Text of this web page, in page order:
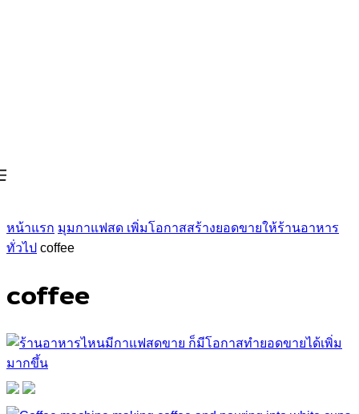
หน้าแรก มุมกาแฟสด เพิ่มโอกาสสร้างยอดขายให้ร้านอาหาร
ทั่วไป coffee
coffee